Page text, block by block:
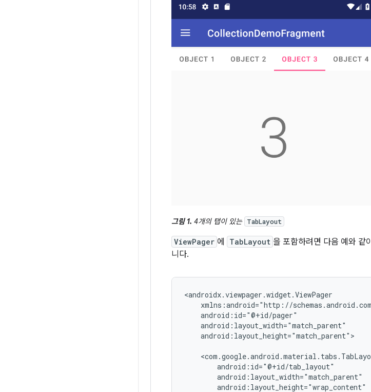
그림 1. 4개의 탭이 있는 TabLayout
ViewPager 에 TabLayout 을 포함하려면 다음 예와 같이
니다.
android:layout_height="match_parent">
android:layout_height="wrap_content"